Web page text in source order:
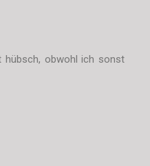
hübsch, obwohl ich sonst